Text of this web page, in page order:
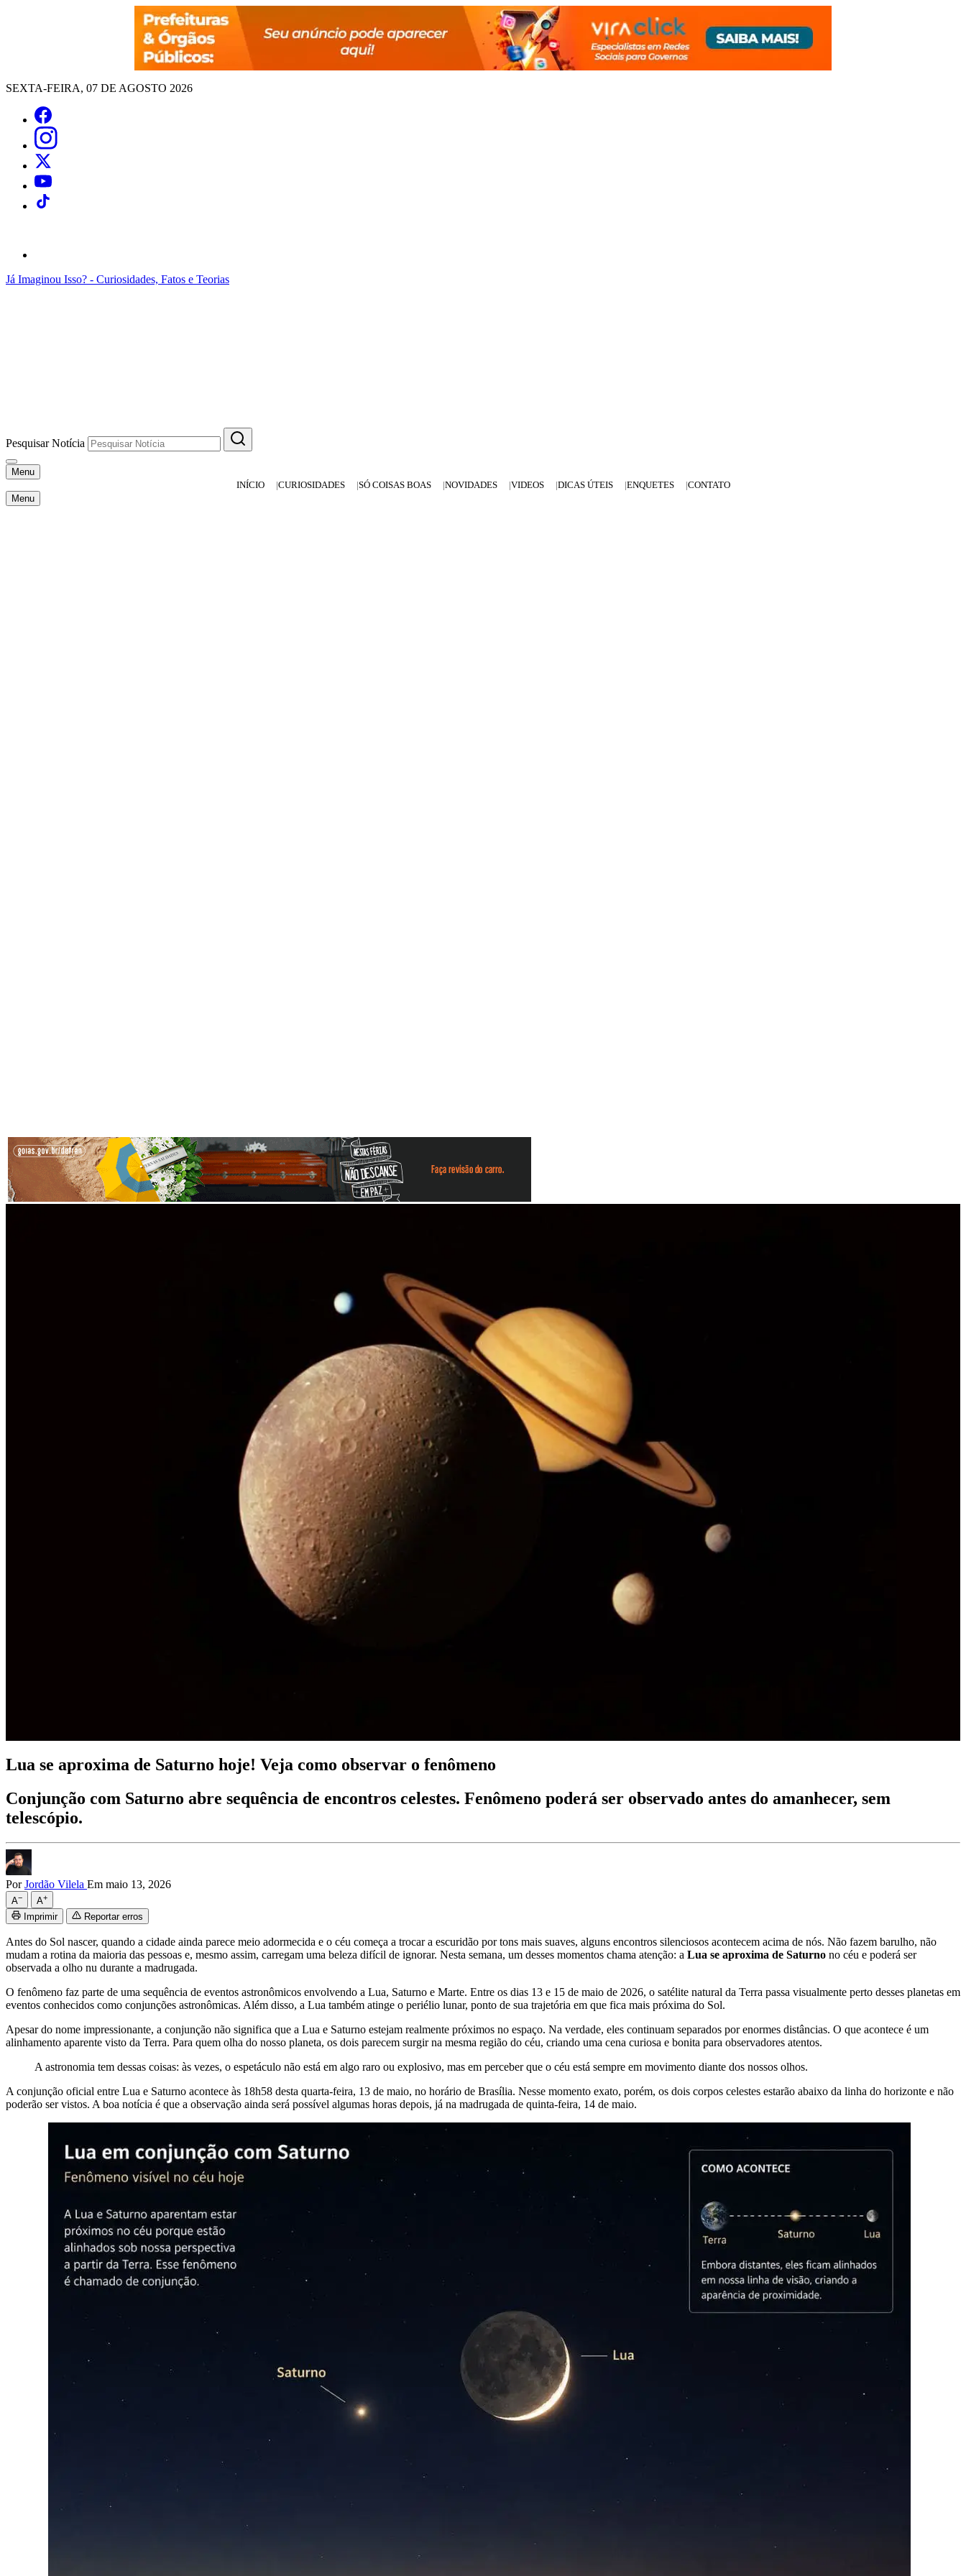
SEXTA-FEIRA, 07 DE AGOSTO 2026
Já Imaginou Isso? - Curiosidades, Fatos e Teorias
Pesquisar Notícia
Menu
INÍCIO
CURIOSIDADES SÓ COISAS BOAS NOVIDADES VIDEOS DICAS ÚTEIS ENQUETES
CONTATO
Menu
Lua se aproxima de Saturno hoje! Veja como observar o fenômeno
Conjunção com Saturno abre sequência de encontros celestes. Fenômeno poderá ser observado antes do amanhecer, sem
telescópio.
PorJordão Vilela Em maio 13, 2026
A− A+
Imprimir Reportar erros
Antes do Sol nascer, quando a cidade ainda parece meio adormecida e o céu começa a trocar a escuridão por tons mais suaves, alguns encontros silenciosos acontecem acima de nós. Não fazem barulho, não
mudam a rotina da maioria das pessoas e, mesmo assim, carregam uma beleza difícil de ignorar. Nesta semana, um desses momentos chama atenção: a Lua se aproxima de Saturno no céu e poderá ser
observada a olho nu durante a madrugada.
O fenômeno faz parte de uma sequência de eventos astronômicos envolvendo a Lua, Saturno e Marte. Entre os dias 13 e 15 de maio de 2026, o satélite natural da Terra passa visualmente perto desses planetas em
eventos conhecidos como conjunções astronômicas. Além disso, a Lua também atinge o periélio lunar, ponto de sua trajetória em que fica mais próxima do Sol.
Apesar do nome impressionante, a conjunção não significa que a Lua e Saturno estejam realmente próximos no espaço. Na verdade, eles continuam separados por enormes distâncias. O que acontece é um
alinhamento aparente visto da Terra. Para quem olha do nosso planeta, os dois parecem surgir na mesma região do céu, criando uma cena curiosa e bonita para observadores atentos.
A astronomia tem dessas coisas: às vezes, o espetáculo não está em algo raro ou explosivo, mas em perceber que o céu está sempre em movimento diante dos nossos olhos.
A conjunção oficial entre Lua e Saturno acontece às 18h58 desta quarta-feira, 13 de maio, no horário de Brasília. Nesse momento exato, porém, os dois corpos celestes estarão abaixo da linha do horizonte e não
poderão ser vistos. A boa notícia é que a observação ainda será possível algumas horas depois, já na madrugada de quinta-feira, 14 de maio.